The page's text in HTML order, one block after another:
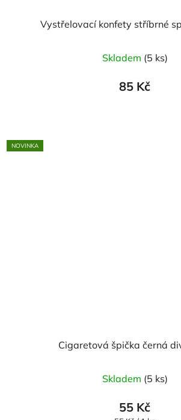
Vystřelovací konfety stříbrné
Skladem (5 ks)
85 Kč
NOVINKA
Cigaretová špička černá
Skladem (5 ks)
55 Kč